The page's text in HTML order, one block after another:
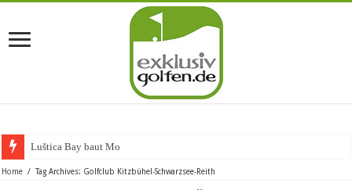
Luštica Bay baut Monteneg
Home / Tag Archives: Golfclub Kitzbühel-Schwarzsee-Reith